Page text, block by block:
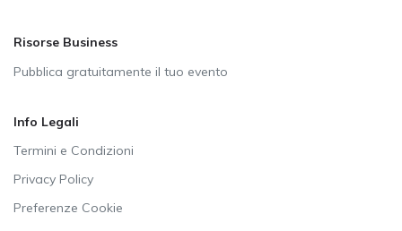
Risorse Business
Pubblica gratuitamente il tuo evento
Info Legali
Termini e Condizioni
Privacy Policy
Preferenze Cookie